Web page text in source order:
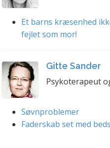
Et barns kræsenhed
fejlet som mor!
Gitte Sander
Psykoterapeut
Søvnproblemer
Faderskab set med